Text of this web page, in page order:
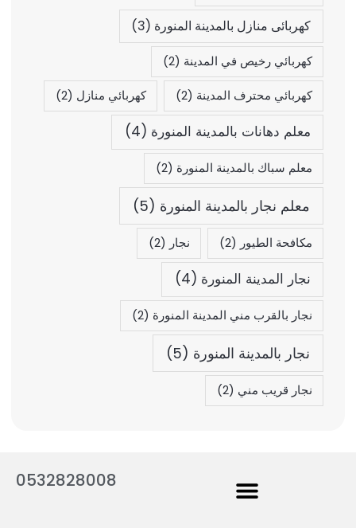
كهربائى منازل بالمدينة المنورة (3)
كهربائي رخيص في المدينة (2)
كهربائي محترف المدينة (2) كهربائي منازل (2)
معلم دهانات بالمدينة المنورة (4)
معلم سباك بالمدينة المنورة (2)
معلم نجار بالمدينة المنورة (5)
مكافحة الطيور (2) نجار (2)
نجار المدينة المنورة (4)
نجار بالقرب مني المدينة المنورة (2)
نجار بالمدينة المنورة (5)
نجار قريب مني (2)
0532828008